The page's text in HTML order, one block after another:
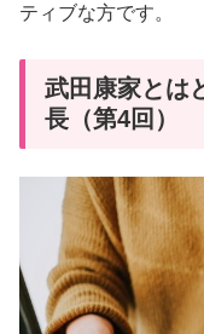
ティブな方です。
武田康家とは
長（第4回）